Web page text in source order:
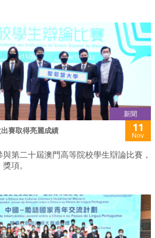
新聞
賽取得亮麗成績 11
Nov
第二十屆澳門高等院校學生辯論比賽，
項。